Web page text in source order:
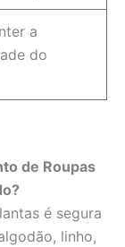
a
do
de Roupas
é segura
linho,